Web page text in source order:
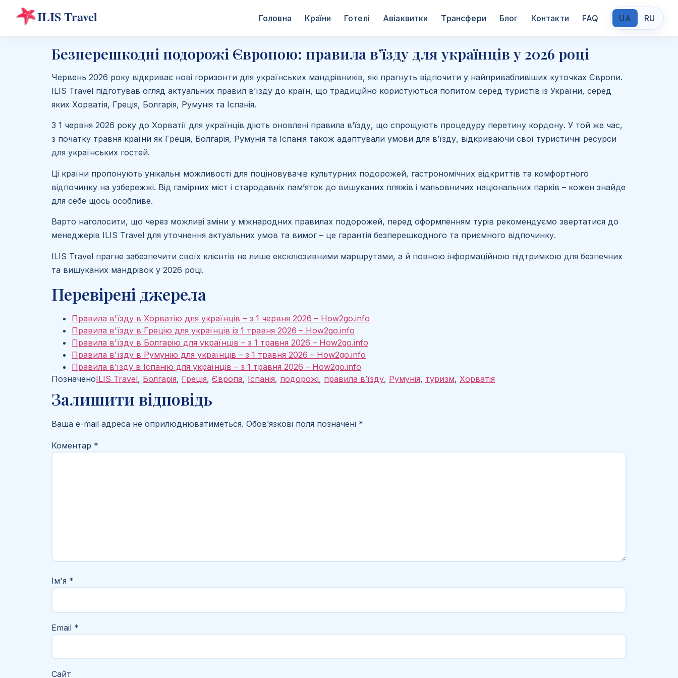
Головна Країни Готелі Авіаквитки Трансфери Блог Контакти FAQ UA RU
Безперешкодні подорожі Європою: правила в’їзду для українців у 2026 році
Червень 2026 року відкриває нові горизонти для українських мандрівників, які прагнуть відпочити у найпривабливіших куточках Європи.
ILIS Travel підготував огляд актуальних правил в’їзду до країн, що традиційно користуються попитом серед туристів із України, серед
яких Хорватія, Греція, Болгарія, Румунія та Іспанія.
З 1 червня 2026 року до Хорватії для українців діють оновлені правила в’їзду, що спрощують процедуру перетину кордону. У той же час,
з початку травня країни як Греція, Болгарія, Румунія та Іспанія також адаптували умови для в’їзду, відкриваючи свої туристичні ресурси
для українських гостей.
Ці країни пропонують унікальні можливості для поціновувачів культурних подорожей, гастрономічних відкриттів та комфортного
відпочинку на узбережжі. Від гамірних міст і стародавніх пам’яток до вишуканих пляжів і мальовничих національних парків – кожен знайде
для себе щось особливе.
Варто наголосити, що через можливі зміни у міжнародних правилах подорожей, перед оформленням турів рекомендуємо звертатися до
менеджерів ILIS Travel для уточнення актуальних умов та вимог – це гарантія безперешкодного та приємного відпочинку.
ILIS Travel прагне забезпечити своїх клієнтів не лише ексклюзивними маршрутами, а й повною інформаційною підтримкою для безпечних
та вишуканих мандрівок у 2026 році.
Перевірені джерела
Правила в'їзду в Хорватію для українців – з 1 червня 2026 – How2go.info
Правила в'їзду в Грецію для українців із 1 травня 2026 – How2go.info
Правила в'їзду в Болгарію для українців – з 1 травня 2026 – How2go.info
Правила в'їзду в Румунію для українців – з 1 травня 2026 – How2go.info
Правила в’їзду в Іспанію для українців – з 1 травня 2026 – How2go.info
ПозначеноILIS Travel, Болгарія, Греція, Європа, Іспанія, подорожі, правила в’їзду, Румунія, туризм, Хорватія
Залишити відповідь
Ваша e-mail адреса не оприлюднюватиметься. Обов’язкові поля позначені *
Коментар *
Ім'я *
Email *
Сайт